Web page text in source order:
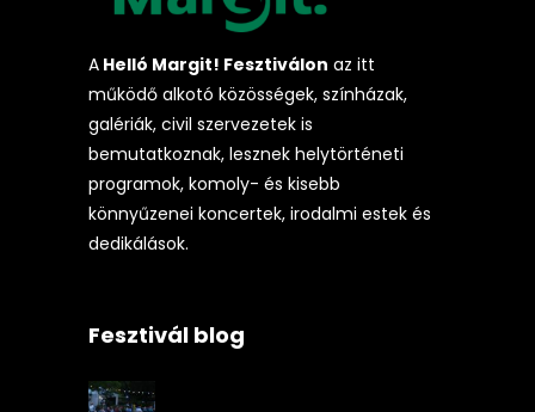
A Helló Margit! Fesztiválon az itt
működő alkotó közösségek, színházak,
galériák, civil szervezetek is
bemutatkoznak, lesznek helytörténeti
programok, komoly- és kisebb
könnyűzenei koncertek, irodalmi estek és
dedikálások.
Fesztivál blog